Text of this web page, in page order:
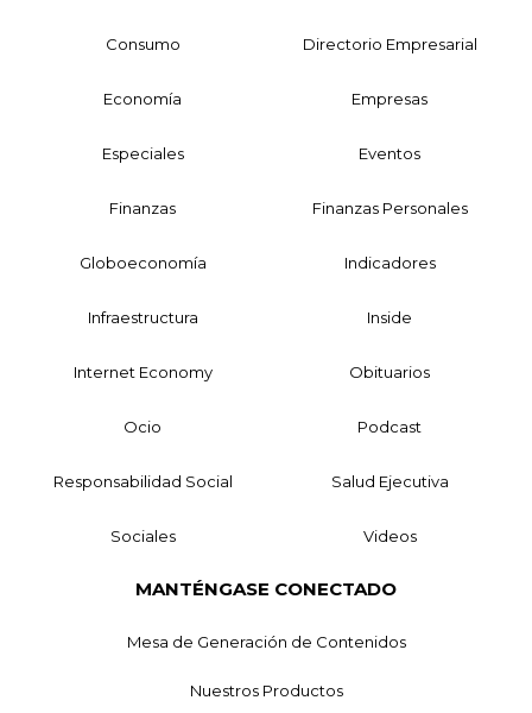
Consumo Directorio Empresarial
Economía Empresas
Especiales Eventos
Finanzas Finanzas Personales
Globoeconomía Indicadores
Infraestructura Inside
Internet Economy Obituarios
Ocio Podcast
Responsabilidad Social Salud Ejecutiva
Sociales Videos
MANTÉNGASE CONECTADO
Mesa de Generación de Contenidos
Nuestros Productos